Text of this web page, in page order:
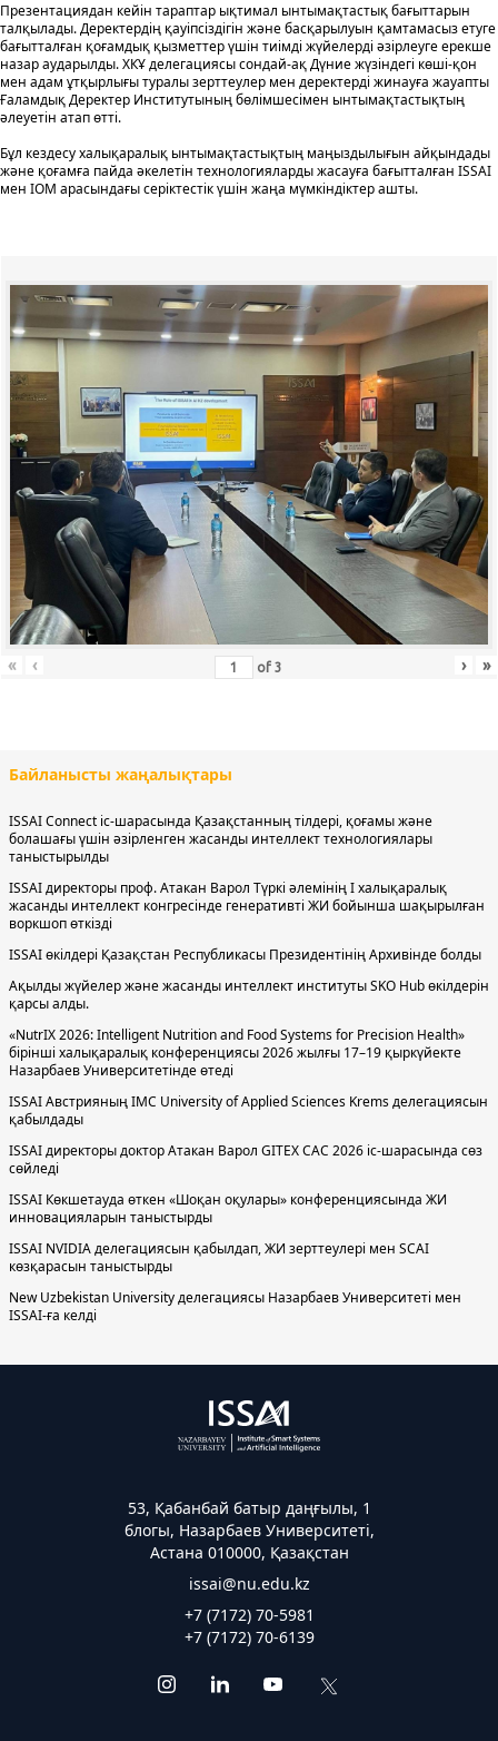
Презентациядан кейін тараптар ықтимал ынтымақтастық бағыттарын
талқылады. Деректердің қауіпсіздігін және басқарылуын қамтамасыз етуге
бағытталған қоғамдық қызметтер үшін тиімді жүйелерді әзірлеуге ерекше
назар аударылды. ХКҰ делегациясы сондай-ақ Дүние жүзіндегі көші-қон
мен адам ұтқырлығы туралы зерттеулер мен деректерді жинауға жауапты
Ғаламдық Деректер Институтының бөлімшесімен ынтымақтастықтың
әлеуетін атап өтті.
Бұл кездесу халықаралық ынтымақтастықтың маңыздылығын айқындады
және қоғамға пайда әкелетін технологияларды жасауға бағытталған ISSAI
мен IOM арасындағы серіктестік үшін жаңа мүмкіндіктер ашты.
« ‹ of3 › »
Байланысты жаңалықтары
ISSAI Connect іс-шарасында Қазақстанның тілдері, қоғамы және
болашағы үшін әзірленген жасанды интеллект технологиялары
таныстырылды
ISSAI директоры проф. Атакан Варол Түркі әлемінің І халықаралық
жасанды интеллект конгресінде генеративті ЖИ бойынша шақырылған
воркшоп өткізді
ISSAI өкілдері Қазақстан Республикасы Президентінің Архивінде болды
Ақылды жүйелер және жасанды интеллект институты SKO Hub өкілдерін
қарсы алды.
«NutrIX 2026: Intelligent Nutrition and Food Systems for Precision Health»
бірінші халықаралық конференциясы 2026 жылғы 17–19 қыркүйекте
Назарбаев Университетінде өтеді
ISSAI Австрияның IMC University of Applied Sciences Krems делегациясын
қабылдады
ISSAI директоры доктор Атакан Варол GITEX CAC 2026 іс-шарасында сөз
сөйледі
ISSAI Көкшетауда өткен «Шоқан оқулары» конференциясында ЖИ
инновацияларын таныстырды
ISSAI NVIDIA делегациясын қабылдап, ЖИ зерттеулері мен SCAI
көзқарасын таныстырды
New Uzbekistan University делегациясы Назарбаев Университеті мен
ISSAI-ға келді
53, Қабанбай батыр даңғылы, 1
блогы, Назарбаев Университеті,
Астана 010000, Қазақстан
issai@nu.edu.kz
+7 (7172) 70-5981
+7 (7172) 70-6139